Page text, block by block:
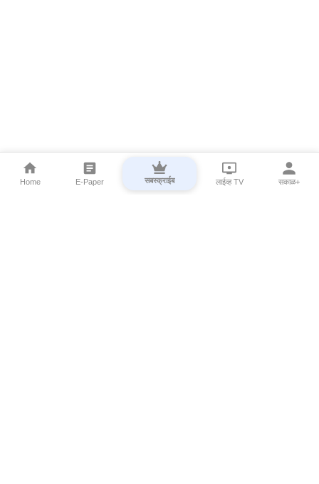
Home E-Paper सबस्क्राईब लाईव्ह TV सकाळ+